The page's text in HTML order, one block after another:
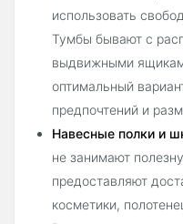
использовать
Тумбы бывают с
выдвижными
оптимальный
предпочтений и
Навесные полки и
не занимают
предоставляют
косметики,